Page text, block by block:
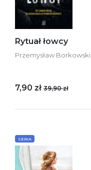
Rytuał łowcy
Przemysław Borkowski
7,90 zł 39,90 zł
SERIA